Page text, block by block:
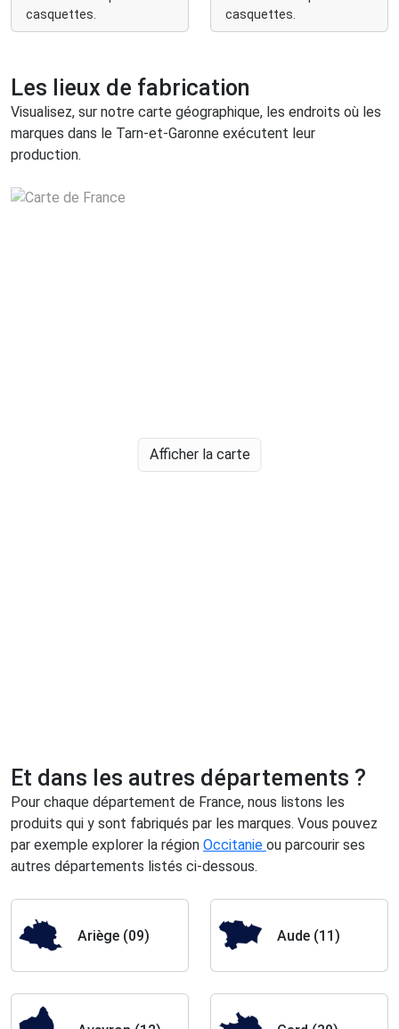
casquettes.
casquettes.
Les lieux de fabrication
Visualisez, sur notre carte géographique, les endroits où les
marques dans le Tarn-et-Garonne exécutent leur
production.
Afficher la carte
Et dans les autres départements ?
Pour chaque département de France, nous listons les
produits qui y sont fabriqués par les marques. Vous pouvez
par exemple explorer la région Occitanie ou parcourir ses
autres départements listés ci-dessous.
Ariège (09) Aude (11)